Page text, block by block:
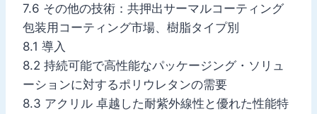
7.6 その他の技術：共押出サーマルコーティング
包装用コーティング市場、樹脂タイプ別
8.1 導入
8.2 持続可能で高性能なパッケージング・ソリュ
ーションに対するポリウレタンの需要
8.3 アクリル 卓越した耐紫外線性と優れた性能特